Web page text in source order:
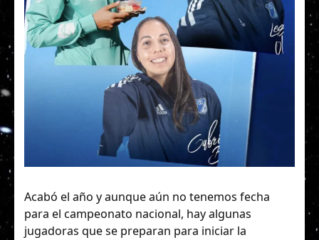
Acabó el año y aunque aún no tenemos fecha
para el campeonato nacional, hay algunas
jugadoras que se preparan para iniciar la